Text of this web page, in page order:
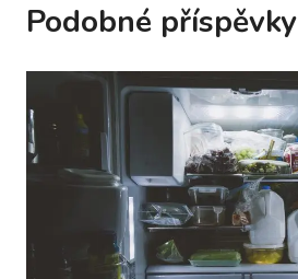
Podobné příspěvky